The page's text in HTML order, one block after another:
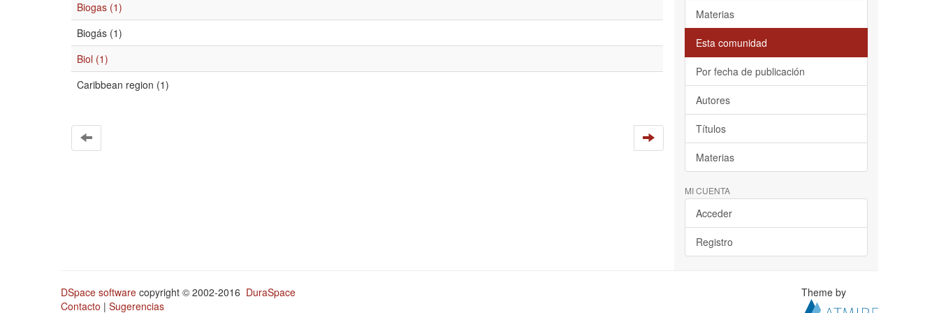
Biogas (1)
Biogás (1)
Biol (1)
Caribbean region (1)
Materias
Esta comunidad
Por fecha de publicación
Autores
Títulos
Materias
MI CUENTA
Acceder
Registro
DSpace software copyright © 2002-2016 DuraSpace
Contacto | Sugerencias
Theme by